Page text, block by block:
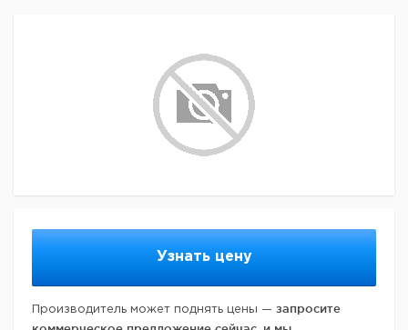
Узнать цену
Производитель может поднять цены — запросите